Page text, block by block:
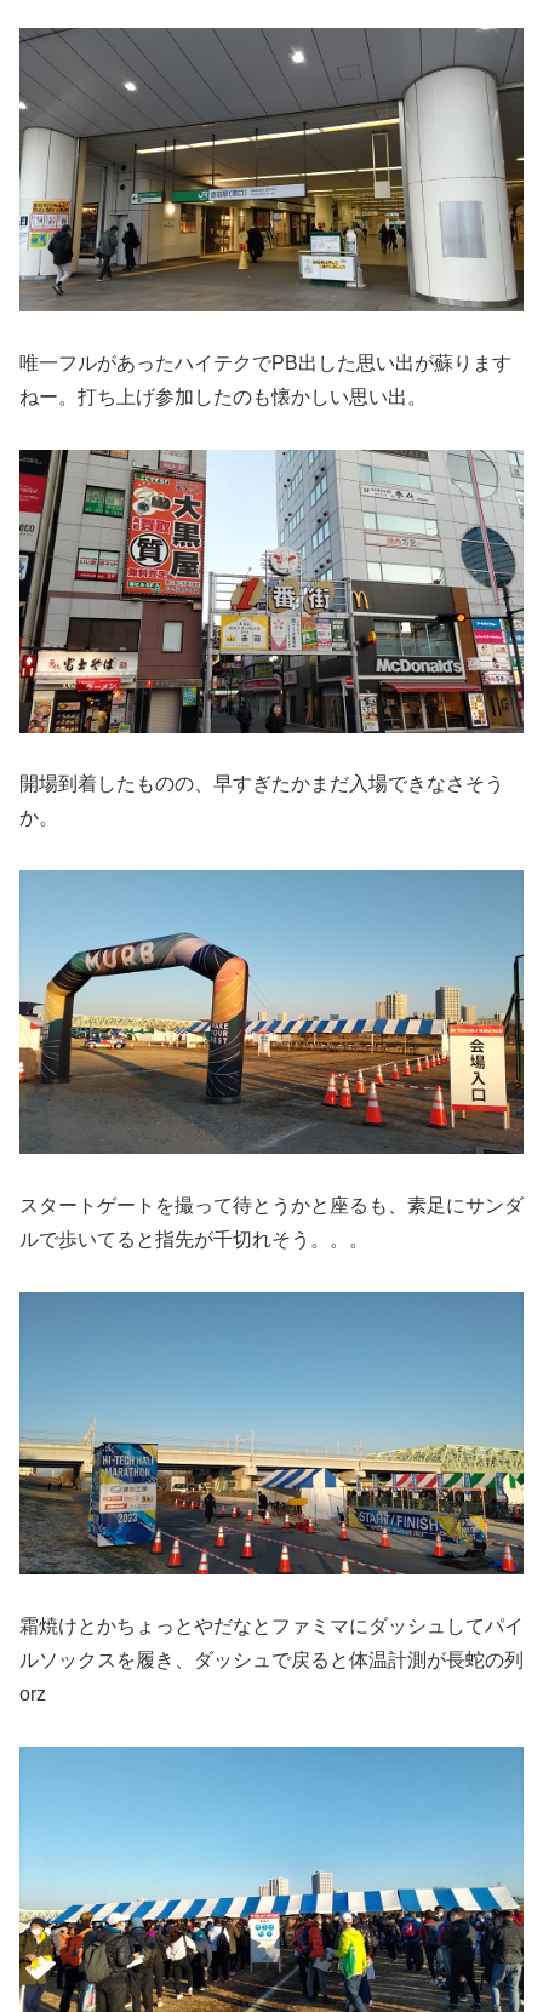
唯一フルがあったハイテクでPB出した思い出が蘇ります
ねー。打ち上げ参加したのも懐かしい思い出。
開場到着したものの、早すぎたかまだ入場できなさそう
か。
スタートゲートを撮って待とうかと座るも、素足にサンダ
ルで歩いてると指先が千切れそう。。。
霜焼けとかちょっとやだなとファミマにダッシュしてパイ
ルソックスを履き、ダッシュで戻ると体温計測が長蛇の列
orz